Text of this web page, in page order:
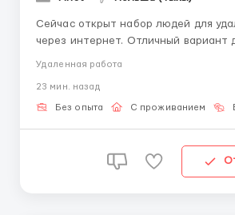
Сейчас открыт набор людей для
через интернет. Отличный вариант
хочет освоить современный формат
работаем в сфере цифровых
коммуникации 🌍💰 Наша команда
Удаленная работа
23 мин. назад
Без опыта С проживанием